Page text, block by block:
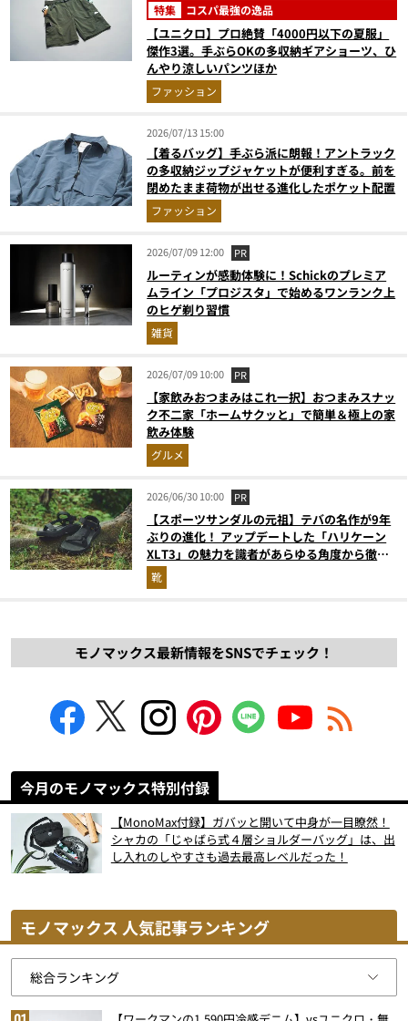
特集 コスパ最強の逸品
【ユニクロ】プロ絶賛「4000円以下の夏服」
傑作3選。手ぶらOKの多収納ギアショーツ、ひ
んやり涼しいパンツほか
ファッション
2026/07/13 15:00
【着るバッグ】手ぶら派に朗報！アントラック
の多収納ジップジャケットが便利すぎる。前を
閉めたまま荷物が出せる進化したポケット配置
ファッション
2026/07/09 12:00 PR
ルーティンが感動体験に！Schickのプレミア
ムライン「プロジスタ」で始めるワンランク上
のヒゲ剃り習慣
雑貨
2026/07/09 10:00 PR
【家飲みおつまみはこれ一択】おつまみスナッ
ク不二家「ホームサクッと」で簡単＆極上の家
飲み体験
グルメ
2026/06/30 10:00 PR
【スポーツサンダルの元祖】テバの名作が9年
ぶりの進化！ アップデートした「ハリケーン
XLT3」の魅力を識者があらゆる角度から徹底
解説！
靴
モノマックス最新情報をSNSでチェック！
今月のモノマックス特別付録
【MonoMax付録】ガバッと開いて中身が一目瞭然！
シャカの「じゃばら式４層ショルダーバッグ」は、出
し入れのしやすさも過去最高レベルだった！
モノマックス 人気記事ランキング